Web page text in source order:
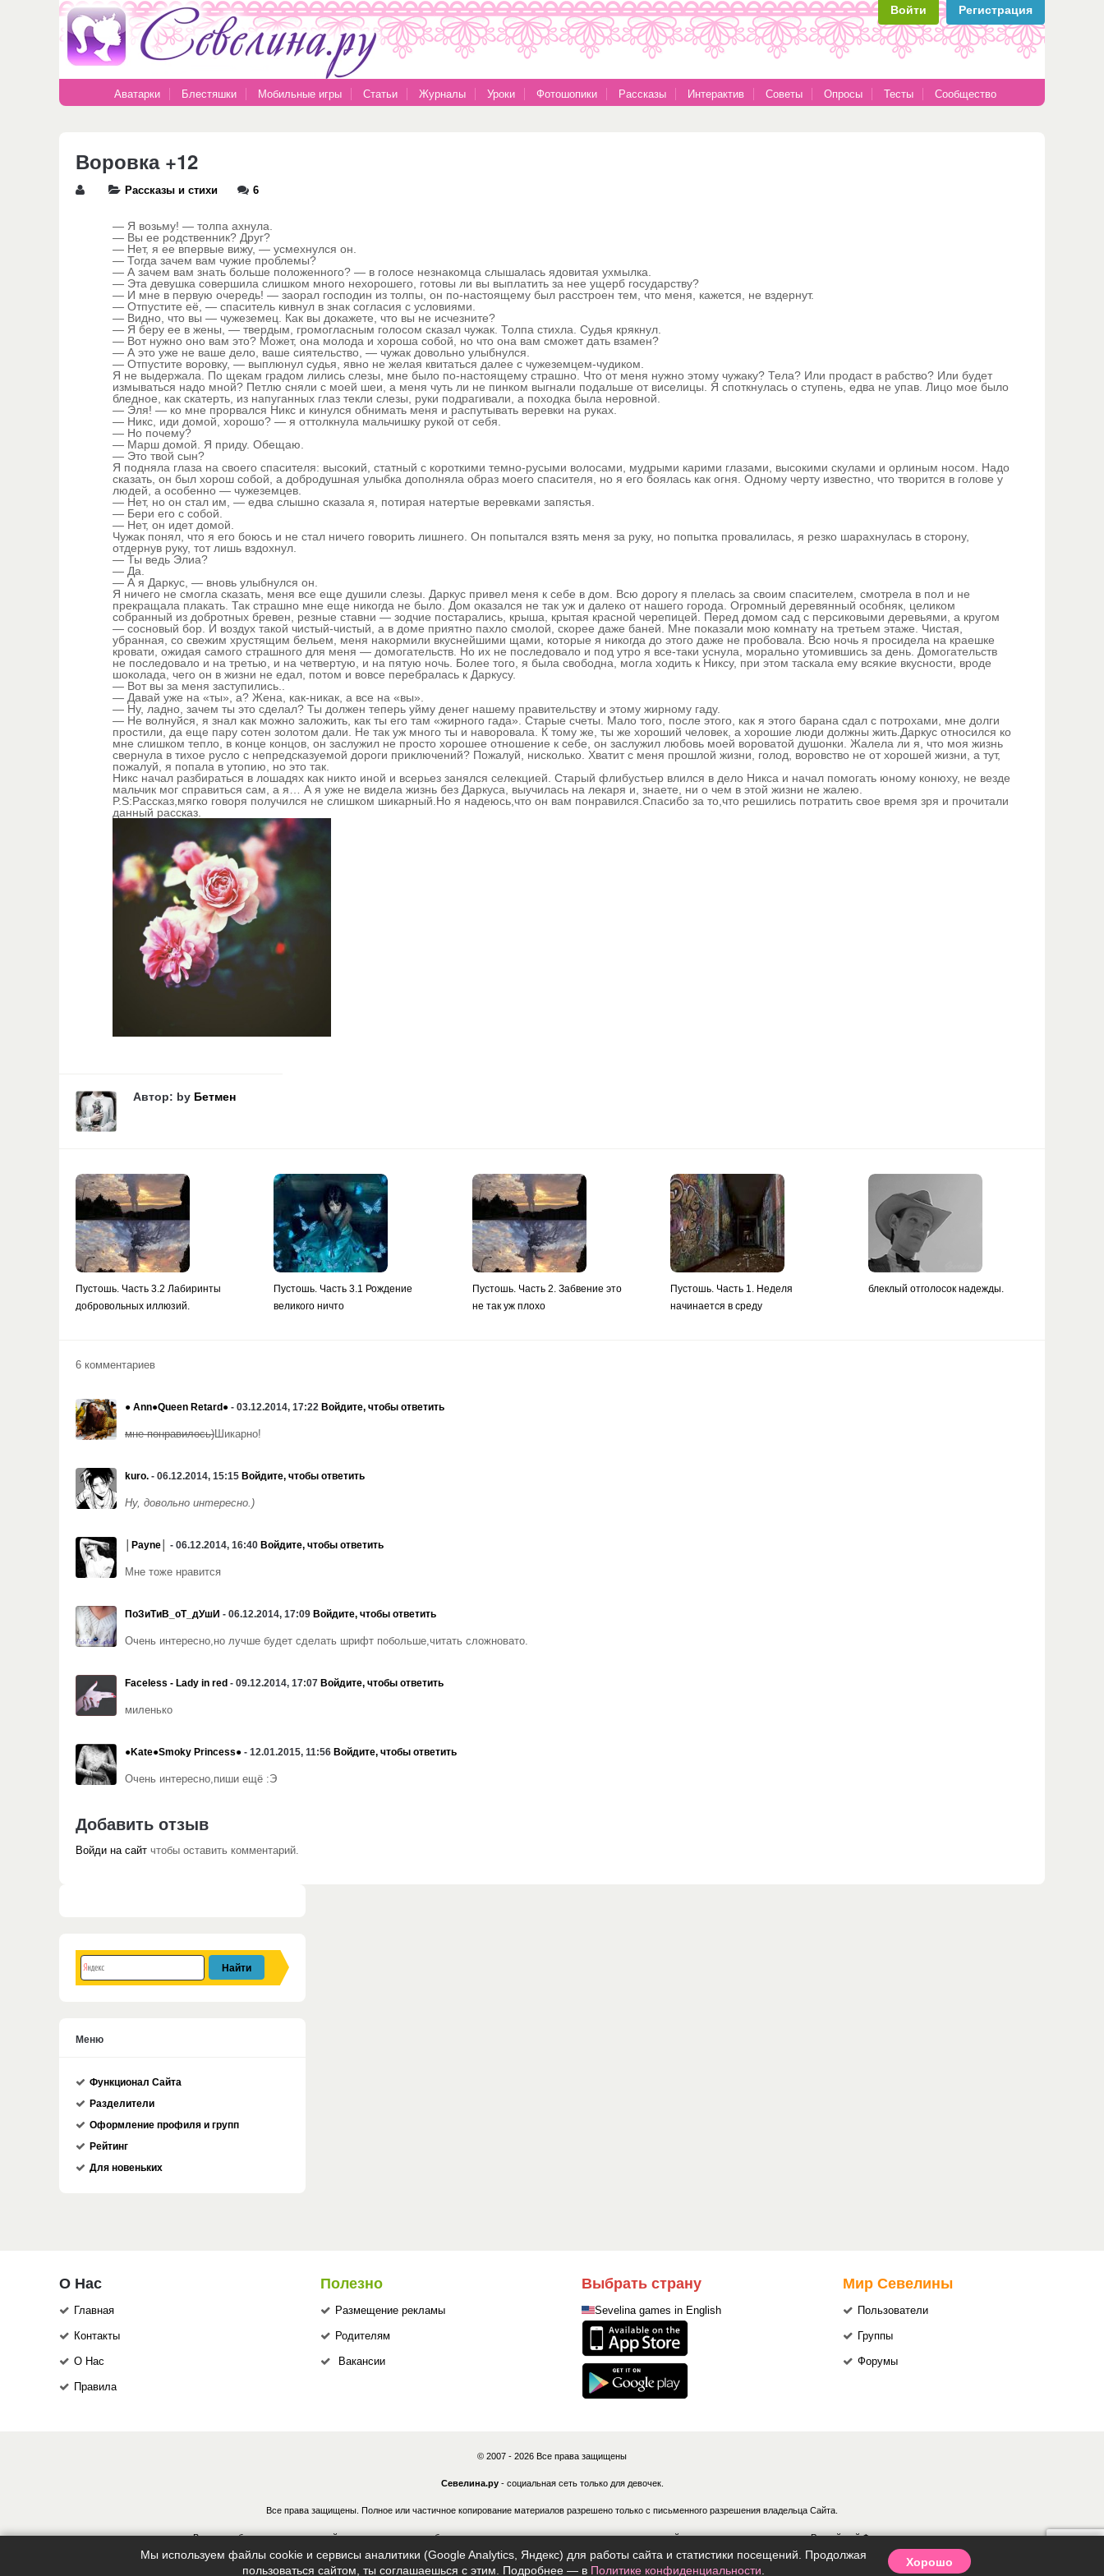
Войти Регистрация
Аватарки Блестяшки Мобильные игры Статьи Журналы Уроки Фотошопики Рассказы Интерактив Советы Опросы Тесты Сообщество
Воровка +12
Рассказы и стихи 6
— Я возьму! — толпа ахнула.
— Вы ее родственник? Друг?
— Нет, я ее впервые вижу, — усмехнулся он.
— Тогда зачем вам чужие проблемы?
— А зачем вам знать больше положенного? — в голосе незнакомца слышалась ядовитая ухмылка.
— Эта девушка совершила слишком много нехорошего, готовы ли вы выплатить за нее ущерб государству?
— И мне в первую очередь! — заорал господин из толпы, он по-настоящему был расстроен тем, что меня, кажется, не вздернут.
— Отпустите её, — спаситель кивнул в знак согласия с условиями.
— Видно, что вы — чужеземец. Как вы докажете, что вы не исчезните?
— Я беру ее в жены, — твердым, громогласным голосом сказал чужак. Толпа стихла. Судья крякнул.
— Вот нужно оно вам это? Может, она молода и хороша собой, но что она вам сможет дать взамен?
— А это уже не ваше дело, ваше сиятельство, — чужак довольно улыбнулся.
— Отпустите воровку, — выплюнул судья, явно не желая квитаться далее с чужеземцем-чудиком.
Я не выдержала. По щекам градом лились слезы, мне было по-настоящему страшно. Что от меня нужно этому чужаку? Тела? Или продаст в рабство? Или будет
измываться надо мной? Петлю сняли с моей шеи, а меня чуть ли не пинком выгнали подальше от виселицы. Я споткнулась о ступень, едва не упав. Лицо мое было
бледное, как скатерть, из напуганных глаз текли слезы, руки подрагивали, а походка была неровной.
— Эля! — ко мне прорвался Никс и кинулся обнимать меня и распутывать веревки на руках.
— Никс, иди домой, хорошо? — я оттолкнула мальчишку рукой от себя.
— Но почему?
— Марш домой. Я приду. Обещаю.
— Это твой сын?
Я подняла глаза на своего спасителя: высокий, статный с короткими темно-русыми волосами, мудрыми карими глазами, высокими скулами и орлиным носом. Надо
сказать, он был хорош собой, а добродушная улыбка дополняла образ моего спасителя, но я его боялась как огня. Одному черту известно, что творится в голове у
людей, а особенно — чужеземцев.
— Нет, но он стал им, — едва слышно сказала я, потирая натертые веревками запястья.
— Бери его с собой.
— Нет, он идет домой.
Чужак понял, что я его боюсь и не стал ничего говорить лишнего. Он попытался взять меня за руку, но попытка провалилась, я резко шарахнулась в сторону,
отдернув руку, тот лишь вздохнул.
— Ты ведь Элиа?
— Да.
— А я Даркус, — вновь улыбнулся он.
Я ничего не смогла сказать, меня все еще душили слезы. Даркус привел меня к себе в дом. Всю дорогу я плелась за своим спасителем, смотрела в пол и не
прекращала плакать. Так страшно мне еще никогда не было. Дом оказался не так уж и далеко от нашего города. Огромный деревянный особняк, целиком
собранный из добротных бревен, резные ставни — зодчие постарались, крыша, крытая красной черепицей. Перед домом сад с персиковыми деревьями, а кругом
— сосновый бор. И воздух такой чистый-чистый, а в доме приятно пахло смолой, скорее даже баней. Мне показали мою комнату на третьем этаже. Чистая,
убранная, со свежим хрустящим бельем, меня накормили вкуснейшими щами, которые я никогда до этого даже не пробовала. Всю ночь я просидела на краешке
кровати, ожидая самого страшного для меня — домогательств. Но их не последовало и под утро я все-таки уснула, морально утомившись за день. Домогательств
не последовало и на третью, и на четвертую, и на пятую ночь. Более того, я была свободна, могла ходить к Никсу, при этом таскала ему всякие вкусности, вроде
шоколада, чего он в жизни не едал, потом и вовсе перебралась к Даркусу.
— Вот вы за меня заступились..
— Давай уже на «ты», а? Жена, как-никак, а все на «вы».
— Ну, ладно, зачем ты это сделал? Ты должен теперь уйму денег нашему правительству и этому жирному гаду.
— Не волнуйся, я знал как можно заложить, как ты его там «жирного гада». Старые счеты. Мало того, после этого, как я этого барана сдал с потрохами, мне долги
простили, да еще пару сотен золотом дали. Не так уж много ты и наворовала. К тому же, ты же хороший человек, а хорошие люди должны жить.Даркус относился ко
мне слишком тепло, в конце концов, он заслужил не просто хорошее отношение к себе, он заслужил любовь моей вороватой душонки. Жалела ли я, что моя жизнь
свернула в тихое русло с непредсказуемой дороги приключений? Пожалуй, нисколько. Хватит с меня прошлой жизни, голод, воровство не от хорошей жизни, а тут,
пожалуй, я попала в утопию, но это так.
Никс начал разбираться в лошадях как никто иной и всерьез занялся селекцией. Старый флибустьер влился в дело Никса и начал помогать юному конюху, не везде
мальчик мог справиться сам, а я… А я уже не видела жизнь без Даркуса, выучилась на лекаря и, знаете, ни о чем в этой жизни не жалею.
P.S:Рассказ,мягко говоря получился не слишком шикарный.Но я надеюсь,что он вам понравился.Спасибо за то,что решились потратить свое время зря и прочитали
данный рассказ.
Автор: by Бетмен
Пустошь. Часть 3.2 Лабиринты
добровольных иллюзий.
Пустошь. Часть 3.1 Рождение
великого ничто
Пустошь. Часть 2. Забвение это
не так уж плохо
Пустошь. Часть 1. Неделя
начинается в среду
блеклый отголосок надежды.
6 комментариев
● Ann●Queen Retard● - 03.12.2014, 17:22 Войдите, чтобы ответить
мне понравилось)Шикарно!
kuro. - 06.12.2014, 15:15 Войдите, чтобы ответить
Ну, довольно интересно.)
│Payne│ - 06.12.2014, 16:40 Войдите, чтобы ответить
Мне тоже нравится
ПоЗиТиВ_оТ_дУшИ - 06.12.2014, 17:09 Войдите, чтобы ответить
Очень интересно,но лучше будет сделать шрифт побольше,читать сложновато.
Faceless - Lady in red - 09.12.2014, 17:07 Войдите, чтобы ответить
миленько
●Kate●Smoky Princess● - 12.01.2015, 11:56 Войдите, чтобы ответить
Очень интересно,пиши ещё :Э
Добавить отзыв
Войди на сайт чтобы оставить комментарий.
Меню
Функционал Сайта
Разделители
Оформление профиля и групп
Рейтинг
Для новеньких
О Нас
Главная
Контакты
О Нас
Правила
Полезно
Размещение рекламы
Родителям
Вакансии
Выбрать страну
Sevelina games in English
Мир Севелины
Пользователи
Группы
Форумы
© 2007 - 2026 Все права защищены
Севелина.ру- социальная сеть только для девочек.
Все права защищены. Полное или частичное копирование материалов разрешено только с письменного разрешения владельца Сайта.
В случае обнаружения нарушений, виновные лица могут быть привлечены к ответственности в соответствии с действующим законодательством Российской Федерации.
Политика конфиденциальности | Согласие на обработку ПДн Правила
Мы используем файлы cookie и сервисы аналитики (Google Analytics, Яндекс) для работы сайта и статистики посещений. Продолжая
пользоваться сайтом, ты соглашаешься с этим. Подробнее — в Политике конфиденциальности
Хорошо